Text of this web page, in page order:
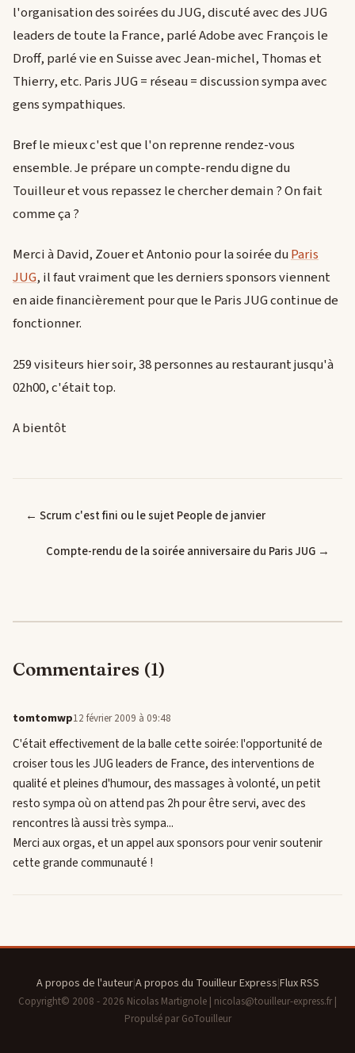
l'organisation des soirées du JUG, discuté avec des JUG
leaders de toute la France, parlé Adobe avec François le
Droff, parlé vie en Suisse avec Jean-michel, Thomas et
Thierry, etc. Paris JUG = réseau = discussion sympa avec
gens sympathiques.
Bref le mieux c'est que l'on reprenne rendez-vous
ensemble. Je prépare un compte-rendu digne du
Touilleur et vous repassez le chercher demain ? On fait
comme ça ?
Merci à David, Zouer et Antonio pour la soirée duParis
JUG, il faut vraiment que les derniers sponsors viennent
en aide financièrement pour que le Paris JUG continue de
fonctionner.
259 visiteurs hier soir, 38 personnes au restaurant jusqu'à
02h00, c'était top.
A bientôt
← Scrum c'est fini ou le sujet People de janvier
Compte-rendu de la soirée anniversaire du Paris JUG →
Commentaires (1)
tomtomwp12 février 2009 à 09:48
C'était effectivement de la balle cette soirée: l'opportunité de
croiser tous les JUG leaders de France, des interventions de
qualité et pleines d'humour, des massages à volonté, un petit
resto sympa où on attend pas 2h pour être servi, avec des
rencontres là aussi très sympa...
Merci aux orgas, et un appel aux sponsors pour venir soutenir
cette grande communauté !
A propos de l'auteur|A propos du Touilleur Express|Flux RSS
Copyright© 2008 - 2026 Nicolas Martignole | nicolas@touilleur-express.fr |
Propulsé par GoTouilleur